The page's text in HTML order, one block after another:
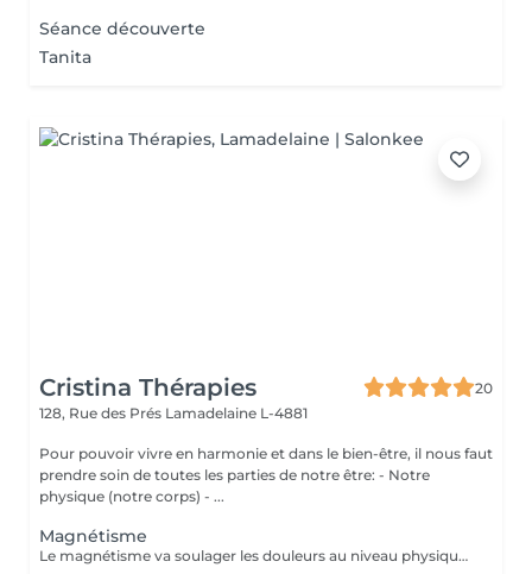
Séance découverte
Tanita
Cristina Thérapies
20
128, Rue des Prés Lamadelaine L-4881
Pour pouvoir vivre en harmonie et dans le bien-être, il nous faut
prendre soin de toutes les parties de notre être: - Notre
physique (notre corps) - ...
Magnétisme
Le magnétisme va soulager les douleurs au niveau physique: fibromyalgie, douleurs musculaires, mal de dos, sciatiques, douleurs au niveau des articulations, arthroses, migraines, problèmes de digestion, cicatrisation (après une opération par exemple) ... Il va agir en tant que coupe feu, sur brûlures physiques ou soulagement lors des séances de chimiothérapie ou radiothérapie... Ainsi que sur l'insomnie, le stress, l'angoisse, la dépression, la fatigue... Attention, les séances de magnétisme peuvent être pratiquées à titre préventif ou en accompagnement des soins médicaux, mais ne peuvent en aucun cas, se substituer aux traitements médicaux. Paiement sur place en espèces.